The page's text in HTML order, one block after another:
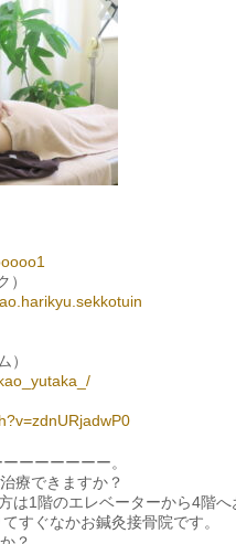
）
ーーーーーー。
療できますか？
は1階のエレベーターから4階へ
すぐなかお鍼灸接骨院です。